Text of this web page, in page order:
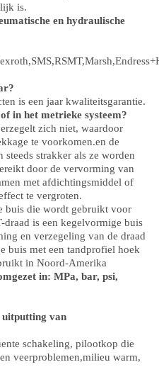
is.
en hydraulische
is een jaar kwaliteitsgarantie.
in het metrieke systeem?
zich niet, waardoor
te voorkomen.en de
strakker als ze worden
door de vervorming van
met afdichtingsmiddel of
te vergroten.
buis die wordt gebruikt voor
is een kegelvormige buis
en verzegeling van de draad
buis met een tandprofiel hoek
in Noord-Amerika
in: MPa, bar, psi,
uitputting van
schakeling, pilootkop die
veerproblemen,milieu warm,